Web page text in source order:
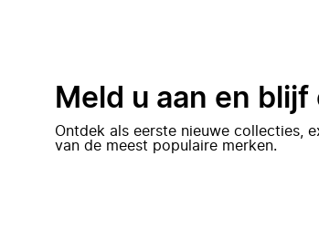
Meld u aan en
Ontdek als eerste nieuwe collecties,
van de meest populaire merken.